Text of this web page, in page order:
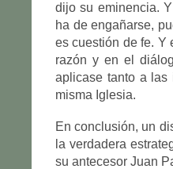
dijo su eminencia.
ha de engañarse,
es cuestión de fe. Y
razón y en el
aplicase tanto a
misma Iglesia.
En conclusión, un
la verdadera
su antecesor Juan